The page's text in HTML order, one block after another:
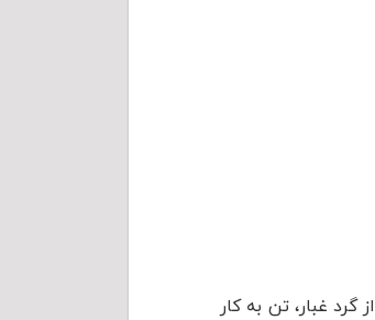
غبار، تن به کار